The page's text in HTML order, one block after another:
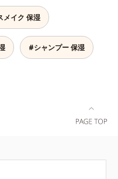
M＝しっとりタイプ（普通肌～
肌）*1 シミ・ソバカスが肌表
にあらわれること*2 メラニンの
を抑え、シミ・ソバカスを防ぐ
いによる*6 メラノサイトまで*7
齢肌の“メラニンメタボ(*4)”に
ローチして、澄みわたる美肌を
します。*1 メラニンの生成を
、シミ・ソバカスを防ぐ*2 角
メイク 保湿
#シャンプー 保湿